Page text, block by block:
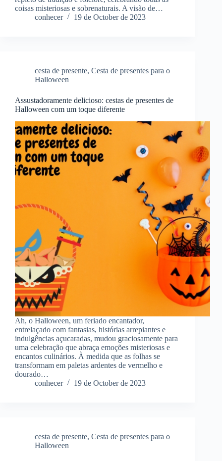
coisas misteriosas e sobrenaturais. A visão de…
conhecer
19 de October de 2023
cesta de presente, Cesta de presentes para o
Halloween
Assustadoramente delicioso: cestas de presentes de
Halloween com um toque diferente
Ah, o Halloween, um feriado encantador,
entrelaçado com fantasias, histórias arrepiantes e
indulgências açucaradas, mudou graciosamente para
uma celebração que abraça emoções misteriosas e
encantos culinários. À medida que as folhas se
transformam em paletas ardentes de vermelho e
dourado…
conhecer
19 de October de 2023
cesta de presente, Cesta de presentes para o
Halloween